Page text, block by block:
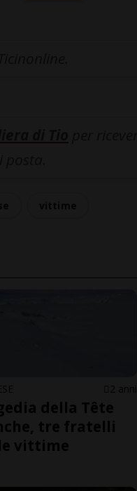
2 anni
della Tête
tre fratelli
vittime